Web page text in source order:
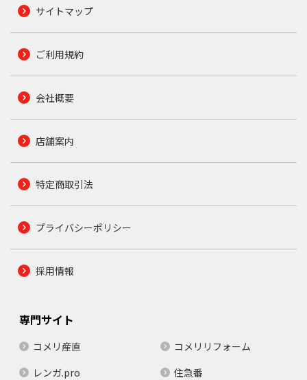
サイトマップ
ご利用規約
会社概要
店舗案内
特定商取引法
プライバシーポリシー
採用情報
専門サイト
コメリ産直
コメリリフォーム
レンガ.pro
住急番